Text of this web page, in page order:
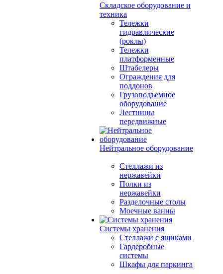
Складское оборудование и
техника
Тележки
гидравлические
(роклы)
Тележки
платформенные
Штабелеры
Ограждения для
поддонов
Грузоподъемное
оборудование
Лестницы
передвижные
Нейтральное оборудование
Стеллажи из
нержавейки
Полки из
нержавейки
Разделочные столы
Моечные ванны
Системы хранения
Стеллажи с ящиками
Гардеробные
системы
Шкафы для паркинга